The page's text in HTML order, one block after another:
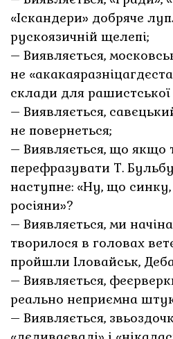
«Іскандери» добряче
рускоязичній щелепі;
– Виявляється,
не
склади для рашистської
– Виявляється,
не повернеться;
– Виявляється, що якщо
перефразувати Т.
наступне: «Ну, що синку,
росіяни»?
– Виявляється, ми
творилося в головах
пройшли Іловайськ,
– Виявляється,
реально неприємна
– Виявляється,